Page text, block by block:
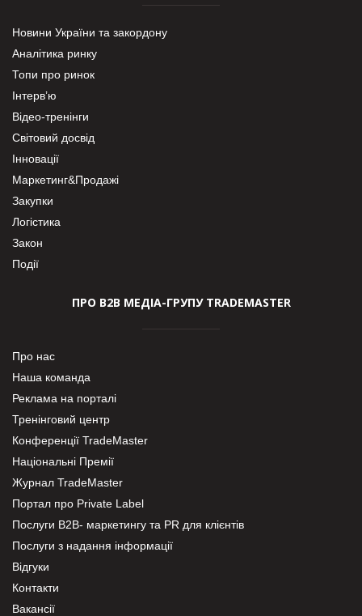
Новини України та закордону
Аналітика ринку
Топи про ринок
Інтерв’ю
Відео-тренінги
Світовий досвід
Інновації
Маркетинг&Продажі
Закупки
Логістика
Закон
Події
ПРО В2В МЕДІА-ГРУПУ TRADEMASTER
Про нас
Наша команда
Реклама на порталі
Тренінговий центр
Конференції TradeMaster
Національні Премії
Журнал TradeMaster
Портал про Private Label
Послуги В2В- маркетингу та PR для клієнтів
Послуги з надання інформації
Відгуки
Контакти
Вакансії